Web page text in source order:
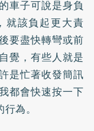
車子可說是身負
就該負起更大責
要盡快轉彎或前
覺，有些人就是
是忙著收發簡訊
都會快速按一下
為。